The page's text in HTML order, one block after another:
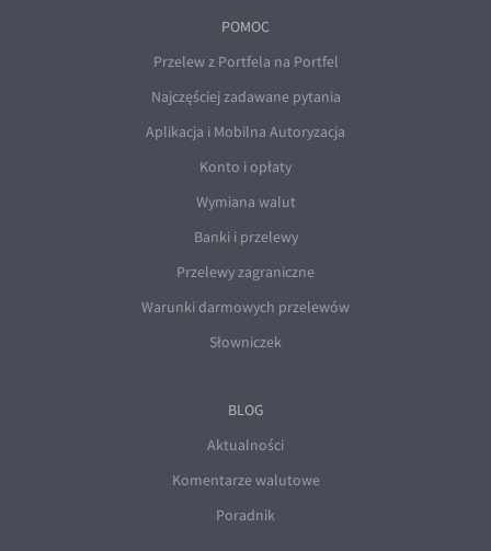
POMOC
Przelew z Portfela na Portfel
Najczęściej zadawane pytania
Aplikacja i Mobilna Autoryzacja
Konto i opłaty
Wymiana walut
Banki i przelewy
Przelewy zagraniczne
Warunki darmowych przelewów
Słowniczek
BLOG
Aktualności
Komentarze walutowe
Poradnik